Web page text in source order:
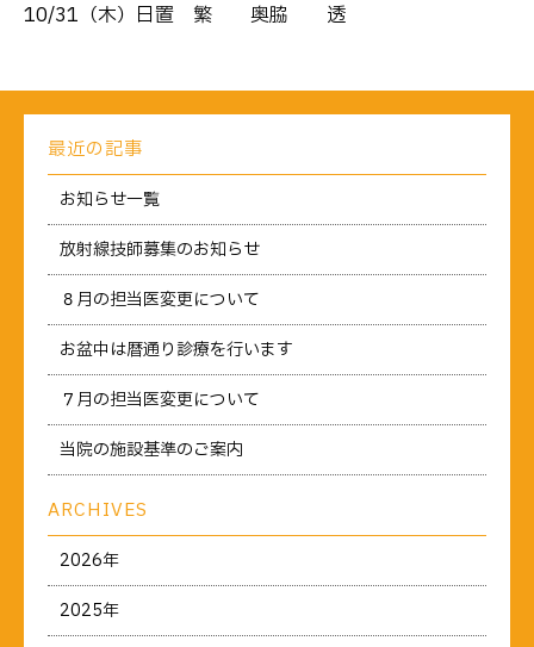
10/31（木）日置 繁 → 奥脇 透
最近の記事
お知らせ一覧
放射線技師募集のお知らせ
８月の担当医変更について
お盆中は暦通り診療を行います
７月の担当医変更について
当院の施設基準のご案内
ARCHIVES
2026年
2025年